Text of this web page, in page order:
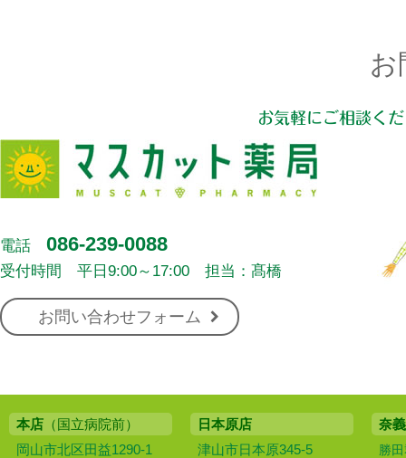
お
お気軽にご相談く
電話 086-239-0088
受付時間 平日9:00～17:00 担当：髙橋
お問い合わせフォーム
本店 （国立病院前）
岡山市北区田益1290-1
日本原店
津山市日本原345-5
奈
勝